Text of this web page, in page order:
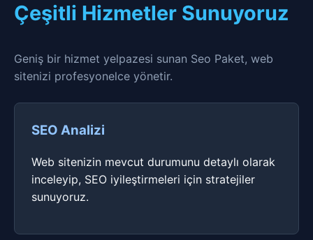
Çeşitli Hizmetler Sunuyoruz
Geniş bir hizmet yelpazesi sunan Seo Paket, web
sitenizi profesyonelce yönetir.
SEO Analizi
Web sitenizin mevcut durumunu detaylı olarak
inceleyip, SEO iyileştirmeleri için stratejiler
sunuyoruz.